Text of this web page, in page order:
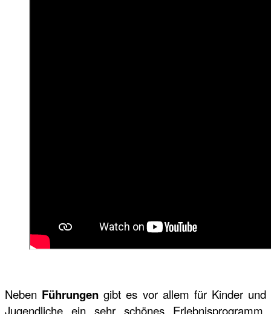
Neben Führungen gibt es vor allem für Kinder und
Jugendliche ein sehr schönes Erlebnisprogramm.